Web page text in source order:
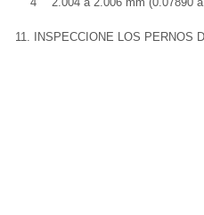
11. INSPECCIONE LOS PERNOS